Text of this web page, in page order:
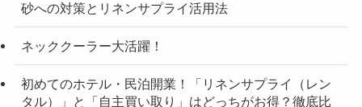
砂への対策とリネンサプライ活用法
ネッククーラー大活躍！
初めてのホテル・民泊開業！「リネンサプライ（レン
タル）」と「自主買い取り」はどっちがお得？徹底比